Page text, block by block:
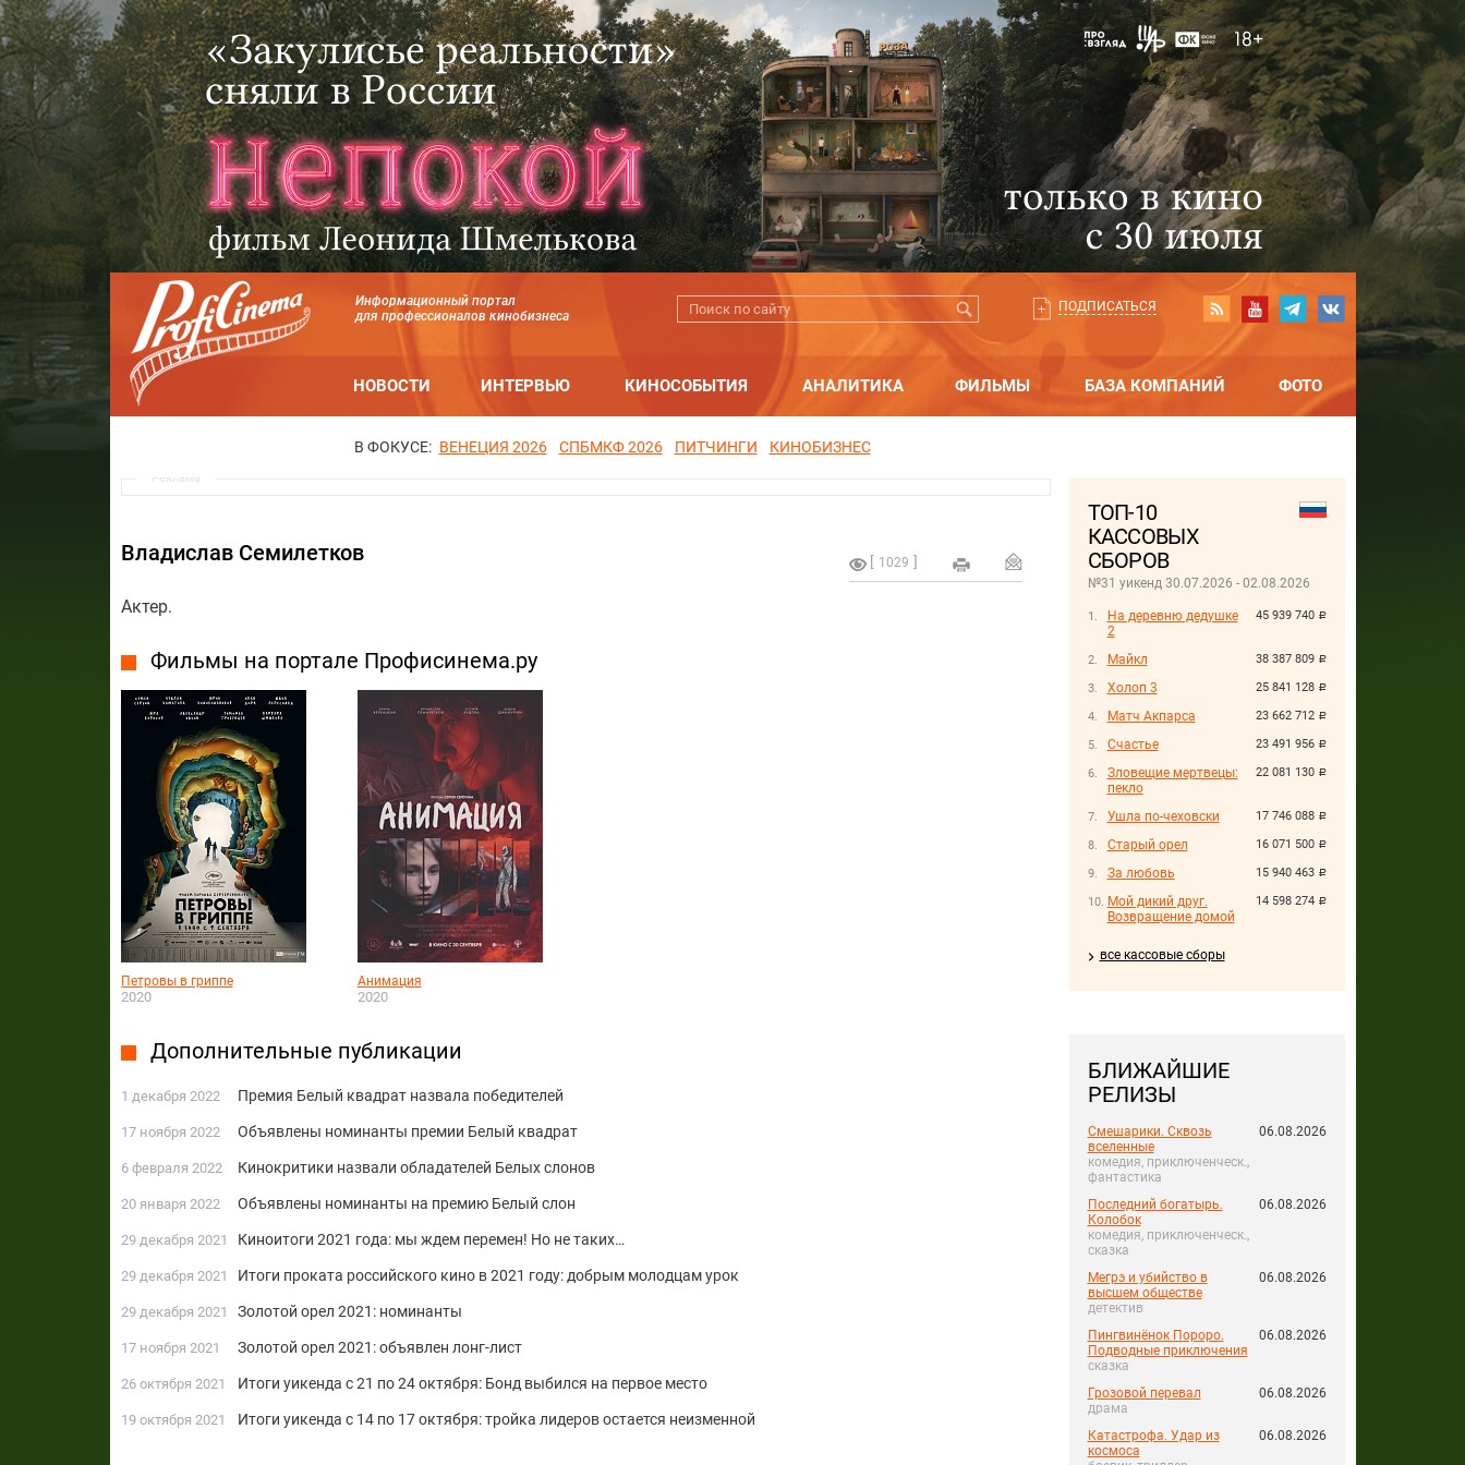
Информационный портал
для профессионалов кинобизнеса
ПОДПИСАТЬСЯ
НОВОСТИ ИНТЕРВЬЮ КИНОСОБЫТИЯ АНАЛИТИКА ФИЛЬМЫ БАЗА КОМПАНИЙ ФОТО
В ФОКУСЕ: ВЕНЕЦИЯ 2026 СПБМКФ 2026 ПИТЧИНГИ КИНОБИЗНЕС
ТОП-10
КАССОВЫХ
СБОРОВ
№31 уикенд 30.07.2026 - 02.08.2026
45 939 740 руб.
На деревню дедушке
2
38 387 809 руб.
Майкл
25 841 128 руб.
Холоп 3
23 662 712 руб.
Матч Акпарса
23 491 956 руб.
Счастье
22 081 130 руб.
Зловещие мертвецы:
пекло
17 746 088 руб.
Ушла по-чеховски
16 071 500 руб.
Старый орел
15 940 463 руб.
За любовь
14 598 274 руб.
Мой дикий друг.
Возвращение домой
все кассовые сборы
БЛИЖАЙШИЕ
РЕЛИЗЫ
Смешарики. Сквозь
вселенные
комедия, приключенческ.,
фантастика
06.08.2026
Последний богатырь.
Колобок
комедия, приключенческ.,
сказка
06.08.2026
Мегрэ и убийство в
высшем обществе
детектив
06.08.2026
Пингвинёнок Пороро.
Подводные приключения
сказка
06.08.2026
Грозовой перевал
драма
06.08.2026
Катастрофа. Удар из
космоса
06.08.2026
Реклама
1029
Владислав Семилетков
Актер.
Фильмы на портале Профисинема.ру
Петровы в гриппе
2020
Анимация
2020
Дополнительные публикации
1 декабря 2022 Премия Белый квадрат назвала победителей
17 ноября 2022 Объявлены номинанты премии Белый квадрат
6 февраля 2022 Кинокритики назвали обладателей Белых слонов
20 января 2022 Объявлены номинанты на премию Белый слон
29 декабря 2021 Киноитоги 2021 года: мы ждем перемен! Но не таких…
29 декабря 2021 Итоги проката российского кино в 2021 году: добрым молодцам урок
29 декабря 2021 Золотой орел 2021: номинанты
17 ноября 2021 Золотой орел 2021: объявлен лонг-лист
26 октября 2021 Итоги уикенда с 21 по 24 октября: Бонд выбился на первое место
19 октября 2021 Итоги уикенда с 14 по 17 октября: тройка лидеров остается неизменной